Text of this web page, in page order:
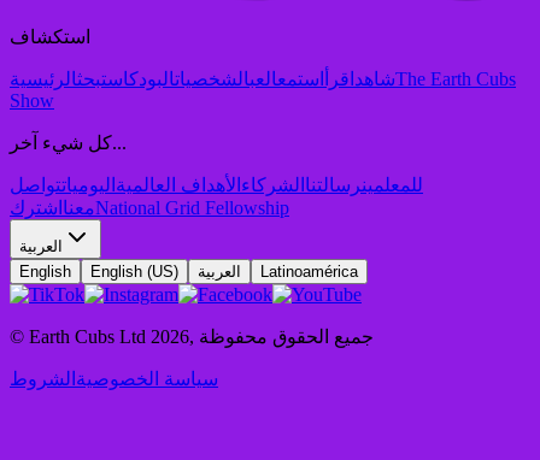
استكشاف
شاهد اقرأ استمعالعبالشخصياتالبودكاستبحثالرئيسية
The Earth Cubs
Show
كل شيء آخر...
للمعلمينرسالتنا الشركاء الأهداف العالمية اليومياتتواصل
معنا اشترك National Grid Fellowship
العربية
English
English (US) العربية Latinoamérica
© Earth Cubs Ltd 2026, جميع الحقوق محفوظة
سياسة الخصوصية الشروط